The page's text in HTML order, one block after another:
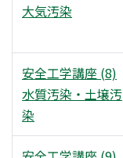
大気汚染
安全工学講座 (8)
水質汚染・土壌汚
染